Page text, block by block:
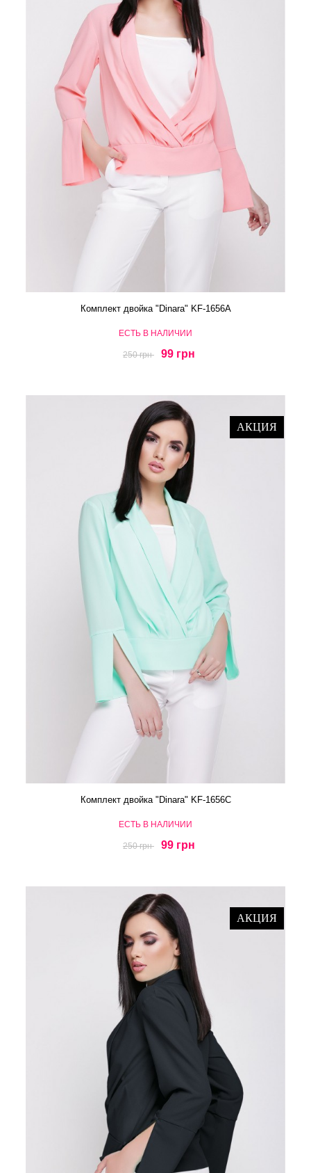
Комплект двойка "Dinara" KF-1656A
ЕСТЬ В НАЛИЧИИ
250 грн 99 грн
АКЦИЯ
Комплект двойка "Dinara" KF-1656C
ЕСТЬ В НАЛИЧИИ
250 грн 99 грн
АКЦИЯ